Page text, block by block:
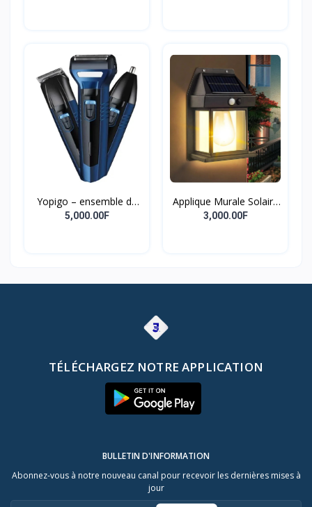
Yopigo – ensemble de
tondeuse à barbe 3 en 1
5,000.00F
Applique Murale Solaire
Extérieure Étanche,
3,000.00F
TÉLÉCHARGEZ NOTRE APPLICATION
BULLETIN D'INFORMATION
Abonnez-vous à notre nouveau canal pour recevoir les dernières mises à
jour